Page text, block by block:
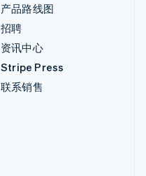
产品路线图
招聘
资讯中心
Stripe Press
联系销售